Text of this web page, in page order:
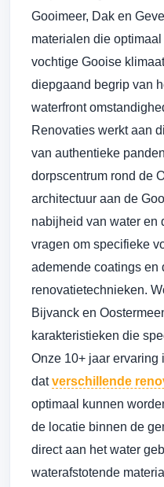
Gooimeer, Dak en
materialen die
vochtige Gooise
diepgaand begrip van
waterfront
Renovaties werkt aan
van authentieke
dorpscentrum rond de
architectuur aan de
nabijheid van water en
vragen om specifieke
ademende coatings en
renovatietechnieken.
Bijvanck en
karakteristieken die
Onze 10+ jaar ervaring
datverschillende
optimaal kunnen
de locatie binnen de
direct aan het water
waterafstotende